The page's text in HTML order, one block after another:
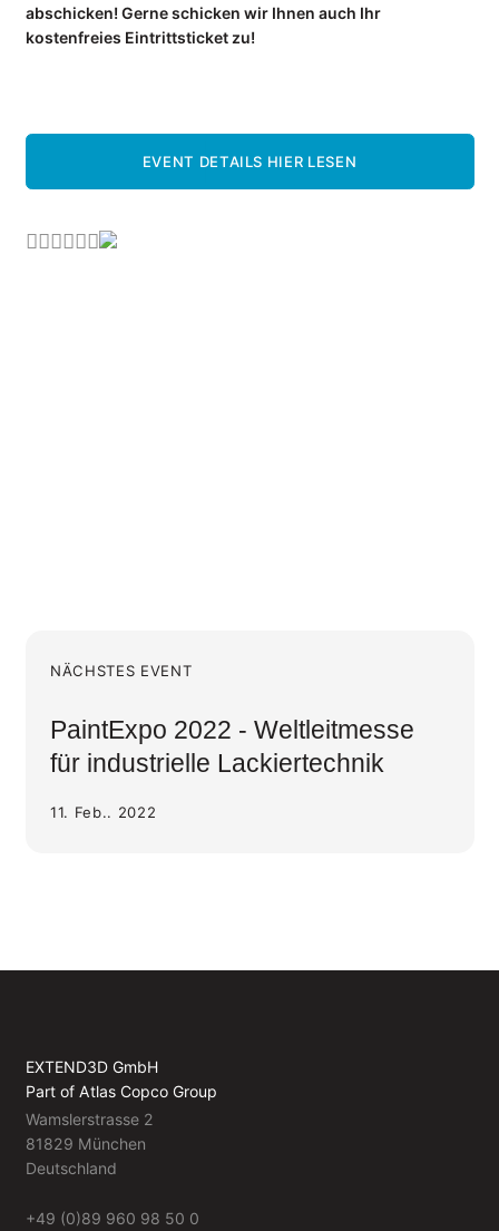
abschicken! Gerne schicken wir Ihnen auch Ihr
kostenfreies Eintrittsticket zu!
EVENT DETAILS HIER LESEN
NÄCHSTES EVENT
PaintExpo 2022 - Weltleitmesse
für industrielle Lackiertechnik
11. Feb.. 2022
EXTEND3D GmbH
Part of Atlas Copco Group
Wamslerstrasse 2
81829 München
Deutschland
+49 (0)89 960 98 50 0